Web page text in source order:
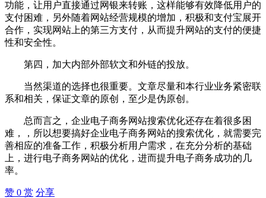
功能，让用户直接通过网银来转账，这样能够有效降低用户的
支付困难，另外随着网站经营规模的增加，积极和支付宝展开
合作，实现网站上的第三方支付，从而提升网站的支付的便捷
性和安全性。
第四，加大内部外部软文和外链的投放。
当然渠道的选择也很重要。文章尽量和本行业业务紧密联
系和相关，保证文章的原创，至少是伪原创。
总而言之，企业电子商务网站搜索优化还存在着很多困
难，，所以想要搞好企业电子商务网站的搜索优化，就需要完
善相应的准备工作，积极分析用户需求，在充分分析的基础
上，进行电子商务网站的优化，进而提升电子商务成功的几
率。
赞 0 赏 分享